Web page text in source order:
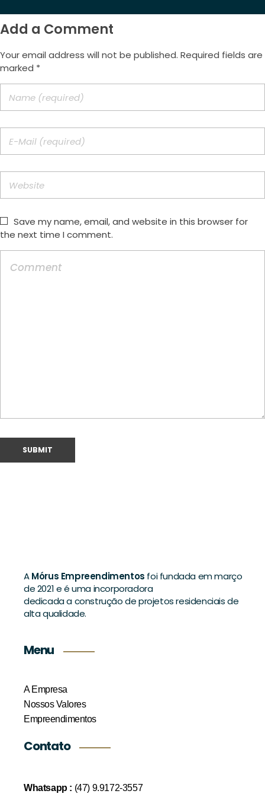
Add a Comment
Your email address will not be published. Required fields are
marked *
Save my name, email, and website in this browser for
the next time I comment.
AMórus Empreendimentos foi fundada em março
de 2021 e é uma incorporadora
dedicada a construção de projetos residenciais de
alta qualidade.
Menu
A Empresa
Nossos Valores
Empreendimentos
Contato
Whatsapp : (47) 9.9172-3557